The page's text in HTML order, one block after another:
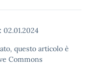
02.01.2024
questo articolo è
Commons